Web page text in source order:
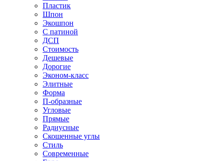
Пластик
Шпон
Экошпон
С патиной
ДСП
Стоимость
Дешевые
Дорогие
Эконом-класс
Элитные
Форма
П-образные
Угловые
Прямые
Радиусные
Скошенные углы
Стиль
Современные